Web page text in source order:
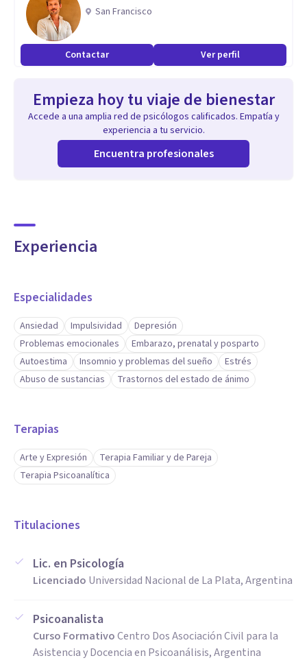
San Francisco
Contactar Ver perfil
Empieza hoy tu viaje de bienestar
Accede a una amplia red de psicólogos calificados. Empatía y
experiencia a tu servicio.
Encuentra profesionales
Experiencia
Especialidades
Ansiedad Impulsividad
Depresión
Problemas emocionales
Embarazo, prenatal y posparto
Autoestima
Insomnio y problemas del sueño
Estrés
Abuso de sustancias
Trastornos del estado de ánimo
Terapias
Arte y Expresión
Terapia Familiar y de Pareja
Terapia Psicoanalítica
Titulaciones
Lic. en Psicología
Licenciado Universidad Nacional de La Plata, Argentina
Psicoanalista
Curso FormativoCentro Dos Asociación Civil para la
Asistencia y Docencia en Psicoanálisis, Argentina